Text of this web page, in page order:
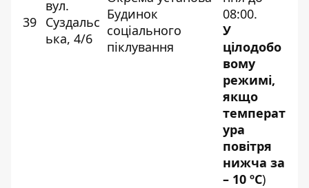
39
вул.
Суздальс
ька, 4/6
Будинок
соціального
піклування
08:00.
У
цілодобо
вому
режимі,
якщо
температ
ура
повітря
нижча за
– 10 ºС)